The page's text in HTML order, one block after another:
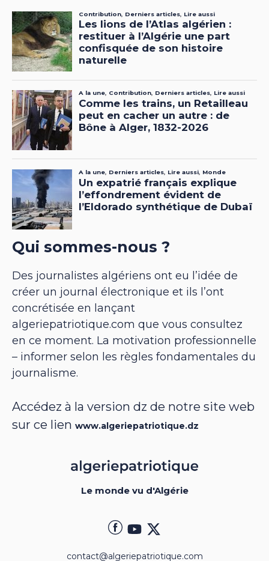
Qui sommes-nous ?
Des journalistes algériens ont eu l’idée de
créer un journal électronique et ils l’ont
concrétisée en lançant
algeriepatriotique.com que vous consultez
en ce moment. La motivation professionnelle
– informer selon les règles fondamentales du
journalisme.
Accédez à la version dz de notre site web
sur ce lien www.algeriepatriotique.dz
Le monde vu d'Algérie
contact@algeriepatriotique.com